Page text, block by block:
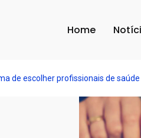
Home
de escolher profissionais de saúde